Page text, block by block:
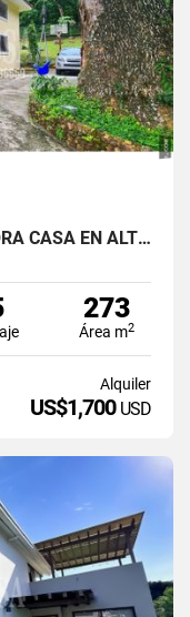
SE VENDE MODERNA Y ACOGEDORA CASA EN ALTOS DEL MARIA
273
Área m2
Alquiler
US$1,700 USD